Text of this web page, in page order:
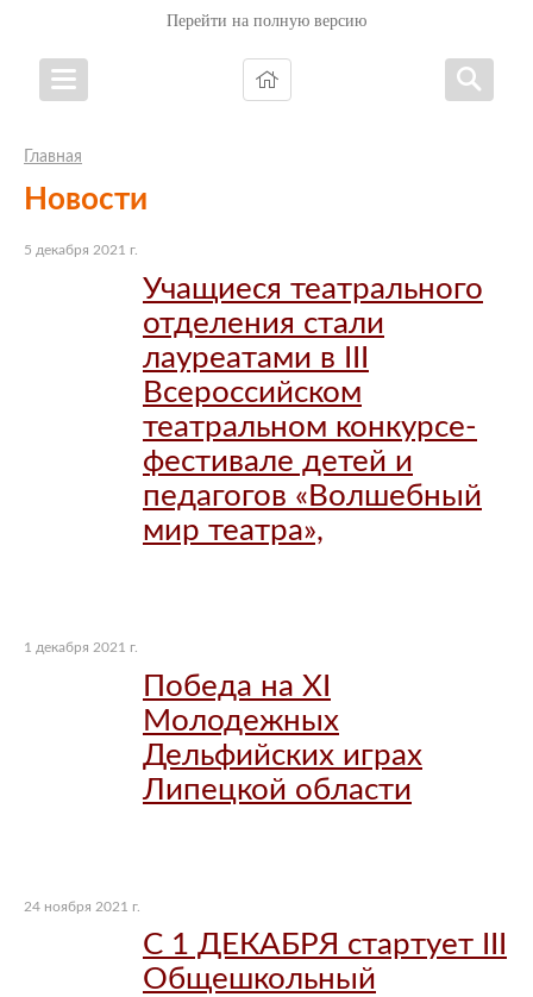
Перейти на полную версию
Главная
Новости
5 декабря 2021 г.
Учащиеся театрального
отделения стали
лауреатами в III
Всероссийском
театральном конкурсе-
фестивале детей и
педагогов «Волшебный
мир театра»,
1 декабря 2021 г.
Победа на XI
Молодежных
Дельфийских играх
Липецкой области
24 ноября 2021 г.
С 1 ДЕКАБРЯ стартует III
Общешкольный